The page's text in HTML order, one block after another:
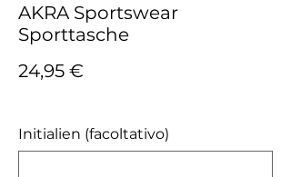
AKRA Sportswear
Sporttasche
24,95 €
Initialien (facoltativo)